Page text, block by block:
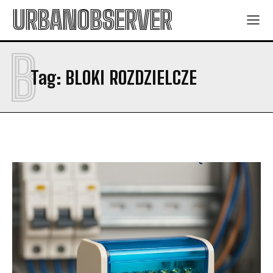
URBANOBSERVER
Tag: BLOKI ROZDZIELCZE
B